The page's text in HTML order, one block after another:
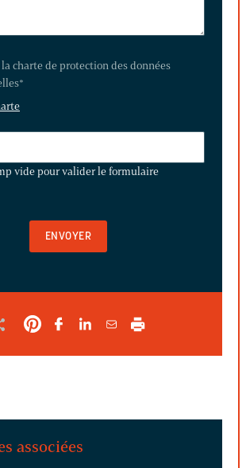
la charte de protection des données
*
vide pour valider le formulaire
associées